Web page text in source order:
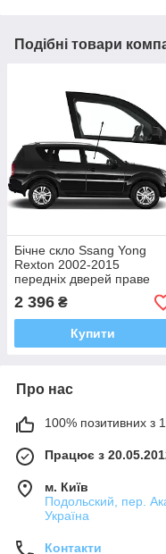
Подібні товари
Бічне скло Ssang Yong
Rexton 2002-2015
передніх дверей праве
2 396 ₴
Купити
Про нас
100% позитивних з
Працює з
м. Київ
Подольский, пер.
Україна
Контакти